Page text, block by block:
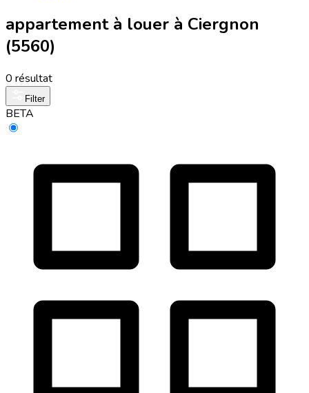
appartement à louer à Ciergnon
(5560)
0 résultat
Filter
BETA